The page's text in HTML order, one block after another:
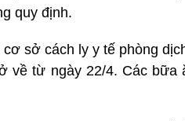
quy định.
sở cách ly y tế phòng
về từ ngày 22/4. Các bữa